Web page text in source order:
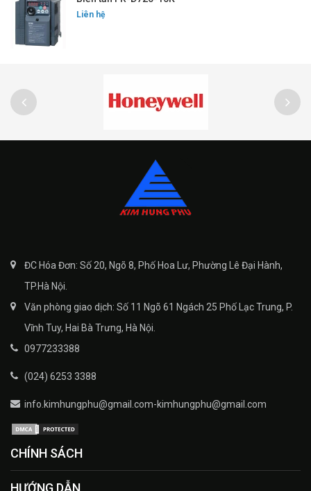
Liên hệ
ĐC Hóa Đơn: Số 20, Ngõ 8, Phố Hoa Lư, Phường Lê Đại Hành,
TP.Hà Nội.
Văn phòng giao dịch: Số 11 Ngõ 61 Ngách 25 Phố Lạc Trung, P.
Vĩnh Tuy, Hai Bà Trưng, Hà Nội.
0977233388
(024) 6253 3388
info.kimhungphu@gmail.com-kimhungphu@gmail.com
CHÍNH SÁCH
HƯỚNG DẪN